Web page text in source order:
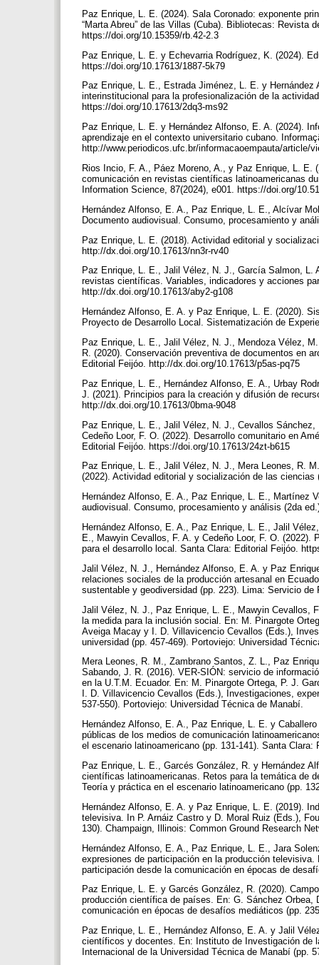
Paz Enrique, L. E. (2024). Sala Coronado: exponente
“Marta Abreu” de las Villas (Cuba). Bibliotecas: Revista
https://doi.org/10.15359/rb.42-2.3
Paz Enrique, L. E. y Echevarria Rodríguez, K. (2024).
https://doi.org/10.17613/1887-5k79
Paz Enrique, L. E., Estrada Jiménez, L. E. y
interinstitucional para la profesionalización de la
https://doi.org/10.17613/2dq3-ms92
Paz Enrique, L. E. y Hernández Alfonso, E. A. (2024).
aprendizaje en el contexto universitario cubano.
http://www.periodicos.ufc.br/informacaoempauta/article/
Rios Incio, F. A., Páez Moreno, A., y Paz Enrique, L. E.
comunicación en revistas científicas latinoamericanas
Information Science, 87(2024), e001. https://doi.org/
Hernández Alfonso, E. A., Paz Enrique, L. E., Alcívar
Documento audiovisual. Consumo, procesamiento y
Paz Enrique, L. E. (2018). Actividad editorial y
http://dx.doi.org/10.17613/nn3r-rv40
Paz Enrique, L. E., Jalil Vélez, N. J., García Salmon, L.
revistas científicas. Variables, indicadores y acciones
http://dx.doi.org/10.17613/aby2-g108
Hernández Alfonso, E. A. y Paz Enrique, L. E. (2020).
Proyecto de Desarrollo Local. Sistematización de
Paz Enrique, L. E., Jalil Vélez, N. J., Mendoza Vélez,
R. (2020). Conservación preventiva de documentos en
Editorial Feijóo. http://dx.doi.org/10.17613/p5as-pq75
Paz Enrique, L. E., Hernández Alfonso, E. A., Urbay
J. (2021). Principios para la creación y difusión de
http://dx.doi.org/10.17613/0bma-9048
Paz Enrique, L. E., Jalil Vélez, N. J., Cevallos
Cedeño Loor, F. O. (2022). Desarrollo comunitario en
Editorial Feijóo. https://doi.org/10.17613/24zt-b615
Paz Enrique, L. E., Jalil Vélez, N. J., Mera Leones, R.
(2022). Actividad editorial y socialización de las
Hernández Alfonso, E. A., Paz Enrique, L. E., Martínez
audiovisual. Consumo, procesamiento y análisis (2da
Hernández Alfonso, E. A., Paz Enrique, L. E., Jalil
E., Mawyin Cevallos, F. A. y Cedeño Loor, F. O.
para el desarrollo local. Santa Clara: Editorial Feijóo.
Jalil Vélez, N. J., Hernández Alfonso, E. A. y Paz
relaciones sociales de la producción artesanal en
sustentable y geodiversidad (pp. 223). Lima: Servicio
Jalil Vélez, N. J., Paz Enrique, L. E., Mawyin Cevallos,
la medida para la inclusión social. En: M. Pinargote
Aveiga Macay y I. D. Villavicencio Cevallos (Eds.),
universidad (pp. 457-469). Portoviejo: Universidad
Mera Leones, R. M., Zambrano Santos, Z. L., Paz
Sabando, J. R. (2016). VER-SIÓN: servicio de
en la U.T.M. Ecuador. En: M. Pinargote Ortega, P. J.
I. D. Villavicencio Cevallos (Eds.), Investigaciones,
537-550). Portoviejo: Universidad Técnica de Manabí.
Hernández Alfonso, E. A., Paz Enrique, L. E. y
públicas de los medios de comunicación
el escenario latinoamericano (pp. 131-141). Santa Clara:
Paz Enrique, L. E., Garcés González, R. y Hernández
científicas latinoamericanas. Retos para la temática de
Teoría y práctica en el escenario latinoamericano (pp.
Hernández Alfonso, E. A. y Paz Enrique, L. E. (2019).
televisiva. In P. Arnáiz Castro y D. Moral Ruiz (Eds.),
130). Champaign, Illinois: Common Ground Research
Hernández Alfonso, E. A., Paz Enrique, L. E., Jara
expresiones de participación en la producción
participación desde la comunicación en épocas de
Paz Enrique, L. E. y Garcés González, R. (2020).
producción científica de países. En: G. Sánchez
comunicación en épocas de desafíos mediáticos (pp.
Paz Enrique, L. E., Hernández Alfonso, E. A. y Jalil
científicos y docentes. En: Instituto de Investigación de
Internacional de la Universidad Técnica de Manabí (pp.